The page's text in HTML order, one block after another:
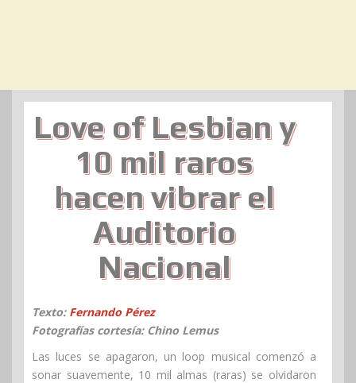
Love of Lesbian y
10 mil raros
hacen vibrar el
Auditorio
Nacional
Texto: Fernando Pérez
Fotografías cortesía: Chino Lemus
Las luces se apagaron, un loop musical comenzó a
sonar suavemente, 10 mil almas (raras) se olvidaron